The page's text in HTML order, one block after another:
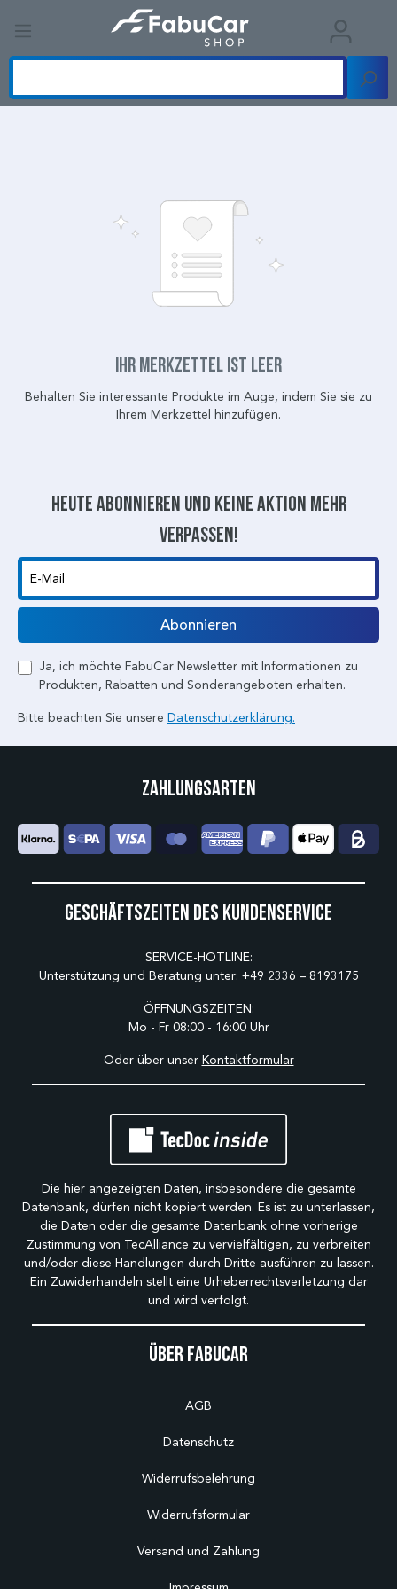
Ihr Merkzettel ist leer
Behalten Sie interessante Produkte im Auge, indem Sie sie zu
Ihrem Merkzettel hinzufügen.
Heute abonnieren und keine aktion mehr
verpassen!
E-Mail
Abonnieren
Ja, ich möchte FabuCar Newsletter mit Informationen zu
Produkten, Rabatten und Sonderangeboten erhalten.
Bitte beachten Sie unsere Datenschutzerklärung.
Über Fabucar
AGB
Datenschutz
Widerrufsbelehrung
Widerrufsformular
Versand und Zahlung
Geschäftszeiten des Kundenservice
SERVICE-HOTLINE:
Unterstützung und Beratung unter: +49 2336 – 8193175
ÖFFNUNGSZEITEN:
Mo - Fr 08:00 - 16:00 Uhr
Oder über unser Kontaktformular
Zahlungsarten
Die hier angezeigten Daten, insbesondere die gesamte
Datenbank, dürfen nicht kopiert werden. Es ist zu unterlassen,
die Daten oder die gesamte Datenbank ohne vorherige
Zustimmung von TecAlliance zu vervielfältigen, zu verbreiten
und/oder diese Handlungen durch Dritte ausführen zu lassen.
Ein Zuwiderhandeln stellt eine Urheberrechtsverletzung dar
und wird verfolgt.